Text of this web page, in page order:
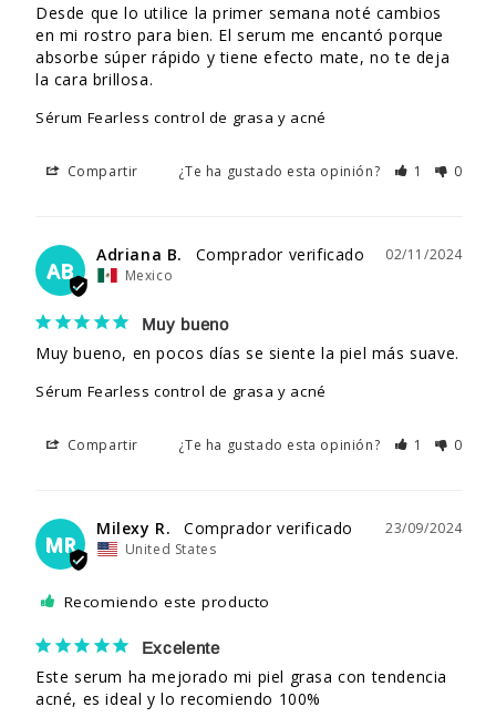
Desde que lo utilice la primer semana noté cambios
en mi rostro para bien. El serum me encantó porque
absorbe súper rápido y tiene efecto mate, no te deja
la cara brillosa.
Sérum Fearless control de grasa y acné
Compartir ¿Te ha gustado esta opinión? 1 0
AB
02/11/2024
Adriana B.
Mexico
Muy bueno
Muy bueno, en pocos días se siente la piel más suave.
Sérum Fearless control de grasa y acné
Compartir ¿Te ha gustado esta opinión? 1 0
MR
23/09/2024
Milexy R.
United States
Recomiendo este producto
Excelente
Este serum ha mejorado mi piel grasa con tendencia
acné, es ideal y lo recomiendo 100%